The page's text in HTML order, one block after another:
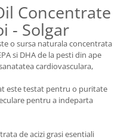
Concentrate
- Solgar
o sursa naturala concentrata
si DHA de la pesti din ape
cardiovasculara,
este testat pentru o puritate
pentru a indeparta
de acizi grasi esentiali